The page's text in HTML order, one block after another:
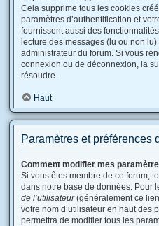
Cela supprime tous les cookies
paramètres d’authentification et
fournissent aussi des
lecture des messages (lu ou non
administrateur du forum. Si vous
connexion ou de déconnexion, la
résoudre.
Haut
Paramètres et préférences
Comment modifier mes
Si vous êtes membre de ce forum,
dans notre base de données. Pour
de l’utilisateur(généralement ce
votre nom d’utilisateur en haut des
permettra de modifier tous les